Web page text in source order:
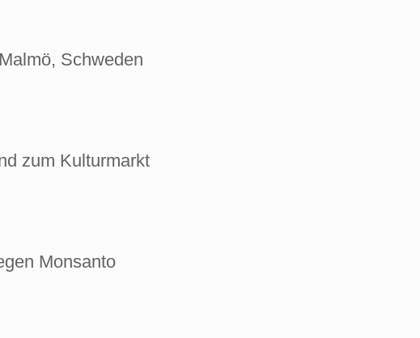
Schweden
zum Kulturmarkt
Monsanto